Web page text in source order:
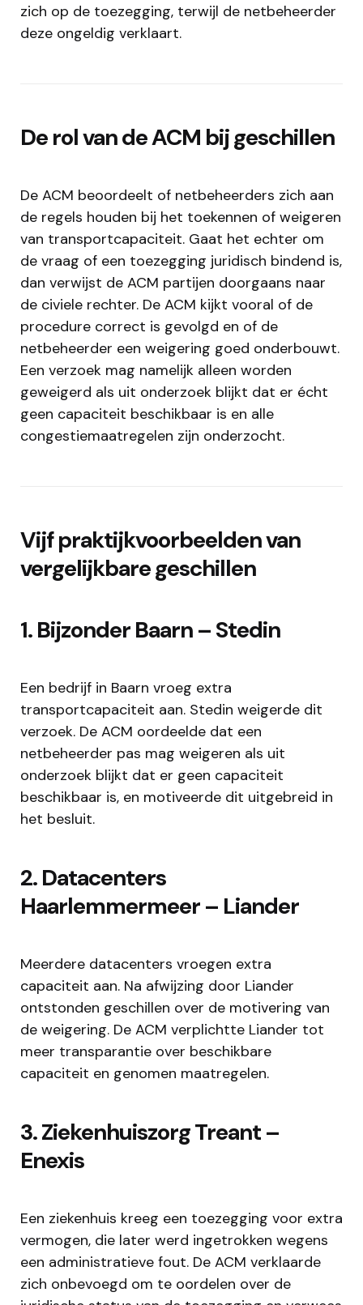
zich op de toezegging, terwijl de netbeheerder
deze ongeldig verklaart.
De rol van de ACM bij geschillen
De ACM beoordeelt of netbeheerders zich aan
de regels houden bij het toekennen of weigeren
van transportcapaciteit. Gaat het echter om
de vraag of een toezegging juridisch bindend is,
dan verwijst de ACM partijen doorgaans naar
de civiele rechter. De ACM kijkt vooral of de
procedure correct is gevolgd en of de
netbeheerder een weigering goed onderbouwt.
Een verzoek mag namelijk alleen worden
geweigerd als uit onderzoek blijkt dat er écht
geen capaciteit beschikbaar is en alle
congestiemaatregelen zijn onderzocht.
Vijf praktijkvoorbeelden van
vergelijkbare geschillen
1. Bijzonder Baarn – Stedin
Een bedrijf in Baarn vroeg extra
transportcapaciteit aan. Stedin weigerde dit
verzoek. De ACM oordeelde dat een
netbeheerder pas mag weigeren als uit
onderzoek blijkt dat er geen capaciteit
beschikbaar is, en motiveerde dit uitgebreid in
het besluit.
2. Datacenters
Haarlemmermeer – Liander
Meerdere datacenters vroegen extra
capaciteit aan. Na afwijzing door Liander
ontstonden geschillen over de motivering van
de weigering. De ACM verplichtte Liander tot
meer transparantie over beschikbare
capaciteit en genomen maatregelen.
3. Ziekenhuiszorg Treant –
Enexis
Een ziekenhuis kreeg een toezegging voor extra
vermogen, die later werd ingetrokken wegens
een administratieve fout. De ACM verklaarde
zich onbevoegd om te oordelen over de